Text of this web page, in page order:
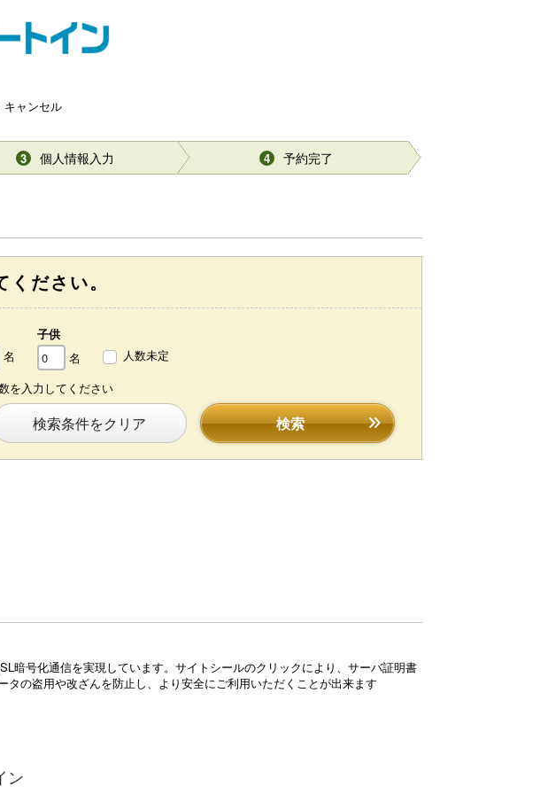
キャンセル
3 個人情報入力 4 予約完了
ださい。
名
子供
名
人数未定
を入力してください
検索条件をクリア 検索
暗号化通信を実現しています。サイトシールのクリックにより、サーバ証明書
の盗用や改ざんを防止し、より安全にご利用いただくことが出来ます